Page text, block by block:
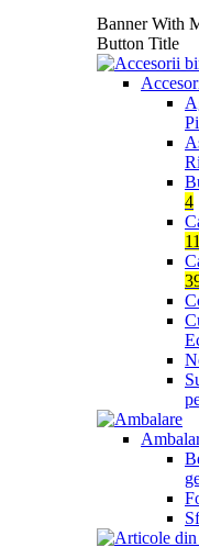
Banner With
Button Title
4
11